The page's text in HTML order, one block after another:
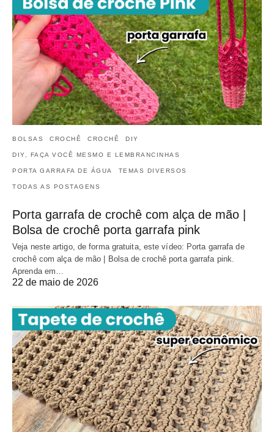
BOLSAS CROCHÊ CROCHÊ DIY
DIY, FAÇA VOCÊ MESMO E LEMBRANCINHAS
PORTA GARRAFA DE ÁGUA TEMAS DIVERSOS
TODAS AS POSTAGENS
Porta garrafa de crochê com alça de mão |
Bolsa de crochê porta garrafa pink
Veja neste artigo, de forma gratuita, este vídeo: Porta garrafa de
crochê com alça de mão | Bolsa de crochê porta garrafa pink.
Aprenda em…
22 de maio de 2026